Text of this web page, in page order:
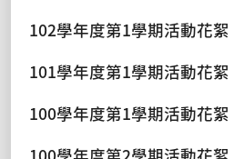
102學年度第1學期活動花絮
101學年度第1學期活動花絮
100學年度第1學期活動花絮